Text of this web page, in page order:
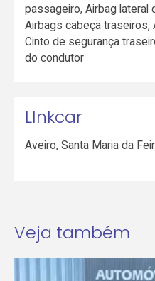
passageiro, Airbag lateral
Airbags cabeça
Cinto de segurança
do condutor
LInkcar
Aveiro,Santa Maria da
Veja também